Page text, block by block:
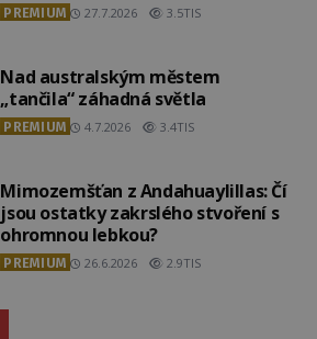
PREMIUM 27.7.2026 3.5TIS
Nad australským městem
„tančila“ záhadná světla
PREMIUM 4.7.2026 3.4TIS
Mimozemšťan z Andahuaylillas: Čí
jsou ostatky zakrslého stvoření s
ohromnou lebkou?
PREMIUM 26.6.2026 2.9TIS